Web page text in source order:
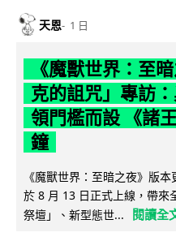
天恩 1 日
《魔獸世界：至
克的詛咒」專訪
領門檻而設 《諸
鐘
《魔獸世界：至暗之夜》版
於 8 月 13 日正式上線，帶來
祭壇」、新型態世...
閱讀全